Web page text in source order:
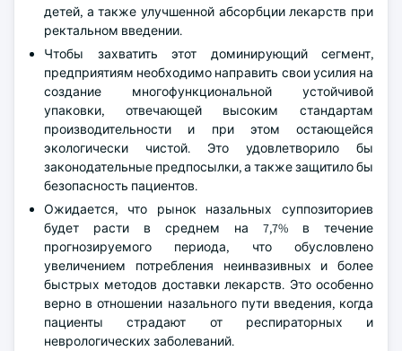
детей, а также улучшенной абсорбции лекарств при
ректальном введении.
Чтобы захватить этот доминирующий сегмент,
предприятиям необходимо направить свои усилия на
создание многофункциональной устойчивой
упаковки, отвечающей высоким стандартам
производительности и при этом остающейся
экологически чистой. Это удовлетворило бы
законодательные предпосылки, а также защитило бы
безопасность пациентов.
Ожидается, что рынок назальных суппозиториев
будет расти в среднем на 7,7% в течение
прогнозируемого периода, что обусловлено
увеличением потребления неинвазивных и более
быстрых методов доставки лекарств. Это особенно
верно в отношении назального пути введения, когда
пациенты страдают от респираторных и
неврологических заболеваний.